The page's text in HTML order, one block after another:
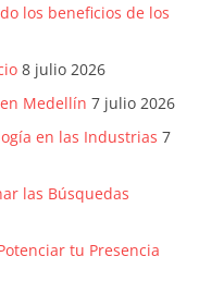
los beneficios de los
8 julio 2026
Medellín 7 julio 2026
en las Industrias 7
las Búsquedas
tu Presencia